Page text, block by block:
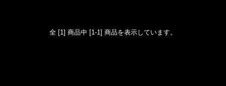
全 [1] 商品中 [1-1] 商品を表示しています。